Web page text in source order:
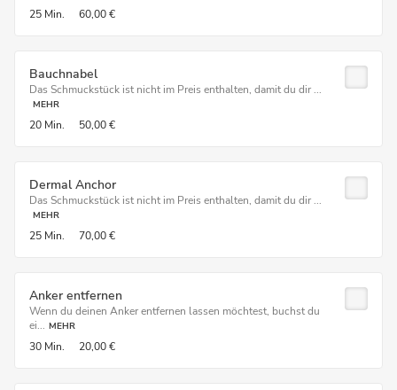
25 Min. 60,00 €
Bauchnabel
Das Schmuckstück ist nicht im Preis enthalten, damit du dir ...
MEHR
20 Min. 50,00 €
Dermal Anchor
Das Schmuckstück ist nicht im Preis enthalten, damit du dir ...
MEHR
25 Min. 70,00 €
Anker entfernen
Wenn du deinen Anker entfernen lassen möchtest, buchst du
ei... MEHR
30 Min. 20,00 €